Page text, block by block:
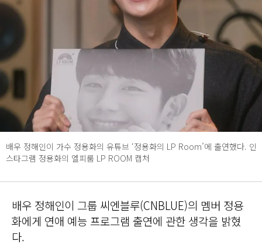
배우 정해인이 가수 정용화의 유튜브 ‘정용화의 LP Room’에 출연했다. 인
스타그램 정용화의 엘피룸 LP ROOM 캡처
배우 정해인이 그룹 씨엔블루(CNBLUE)의 멤버 정용
화에게 연애 예능 프로그램 출연에 관한 생각을 밝혔
다.